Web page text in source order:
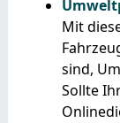
Mit
sind,
Sollte